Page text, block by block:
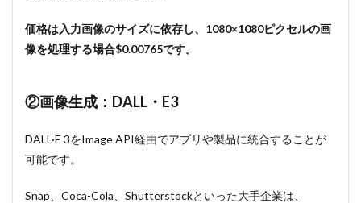
価格は入力画像のサイズに依存し、1080×1080ピクセルの画
像を処理する場合$0.00765です。
②画像生成：DALL・E3
DALL·E 3をImage API経由でアプリや製品に統合することが
可能です。
Snap、Coca-Cola、Shutterstockといった大手企業は、